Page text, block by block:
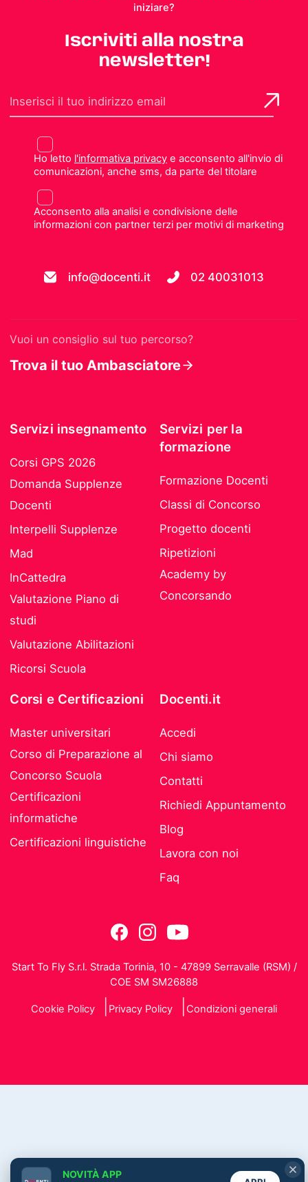
iniziare?
Iscriviti alla nostra
newsletter!
Ho letto l'informativa privacye acconsento all'invio di
comunicazioni, anche sms, da parte del titolare
Acconsento alla analisi e condivisione delle
informazioni con partner terzi per motivi di marketing
info@docenti.it 02 40031013
Vuoi un consiglio sul tuo percorso?
Trova il tuo Ambasciatore
Servizi insegnamento
Corsi GPS 2026
Domanda Supplenze
Docenti
Interpelli Supplenze
Mad
InCattedra
Valutazione Piano di
studi
Valutazione Abilitazioni
Ricorsi Scuola
Servizi per la
formazione
Formazione Docenti
Classi di Concorso
Progetto docenti
Ripetizioni
Academy by
Concorsando
Corsi e Certificazioni
Master universitari
Corso di Preparazione al
Concorso Scuola
Certificazioni
informatiche
Certificazioni linguistiche
Docenti.it
Accedi
Chi siamo
Contatti
Richiedi Appuntamento
Blog
Lavora con noi
Faq
Start To Fly S.r.l. Strada Torinia, 10 - 47899 Serravalle (RSM) /
COE SM SM26888
Cookie Policy Privacy Policy Condizioni generali
NOVITÀ APP